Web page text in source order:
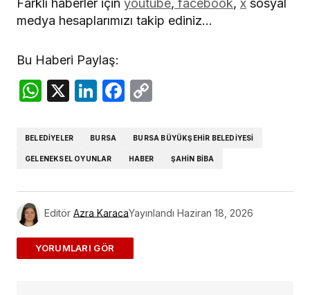
Farklı haberler için youtube, facebook, x sosyal
medya hesaplarımızı takip ediniz…
Bu Haberi Paylaş:
WhatsApp
X LinkedIn
Facebook
BELEDIYELER BURSA BURSA BÜYÜKŞEHIR BELEDIYESI
GELENEKSEL OYUNLAR HABER ŞAHIN BIBA
Editör Azra KaracaYayınlandı Haziran 18, 2026
ADD A COMMENT